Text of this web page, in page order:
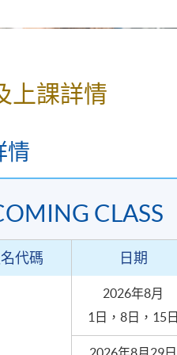
曲奇餅及小蛋糕製作
上課詳情
情
CLASS
代碼 日期
2026年8月
1日，8日，15日